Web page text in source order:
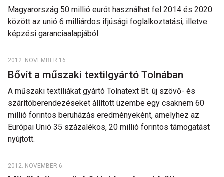
Magyarország 50 millió eurót használhat fel 2014 és 2020
között az unió 6 milliárdos ifjúsági foglalkoztatási, illetve
képzési garanciaalapjából.
2012. NOVEMBER 16.
Bővít a műszaki textilgyártó Tolnában
A műszaki textíliákat gyártó Tolnatext Bt. új szövő- és
szárítóberendezéseket állított üzembe egy csaknem 60
millió forintos beruházás eredményeként, amelyhez az
Európai Unió 35 százalékos, 20 millió forintos támogatást
nyújtott.
2012. NOVEMBER 6.